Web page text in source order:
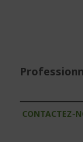
CONTACTEZ-